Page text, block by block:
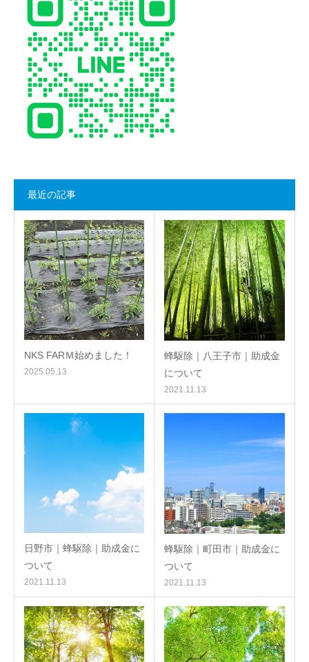
最近の記事
NKS FARＭ始めました！
2025.05.13
蜂駆除｜八王子市｜助成金
について
2021.11.13
日野市｜蜂駆除｜助成金に
ついて
2021.11.13
蜂駆除｜町田市｜助成金に
ついて
2021.11.13